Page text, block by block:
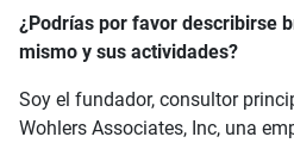
¿Podrías por favor describirse
mismo y sus actividades?
Soy el fundador, consultor
Wohlers Associates, Inc, una